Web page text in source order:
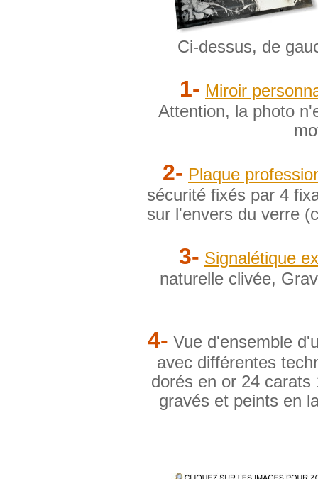
Ci-dessus, de
1- Miroir
Attention, la photo
2- Plaque
sécurité fixés par 4
sur l'envers du verre
3- Signalétique
naturelle clivée,
4- Vue d'ensemble
avec différentes
dorés en or 24
gravés et peints en